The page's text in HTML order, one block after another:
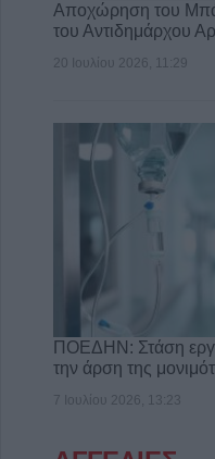
Αποχώρηση του
του Αντιδημάρχου
20 Ιουλίου 2026, 11:29
ΠΟΕΔΗΝ: Στάση
την άρση της
7 Ιουλίου 2026, 13:23